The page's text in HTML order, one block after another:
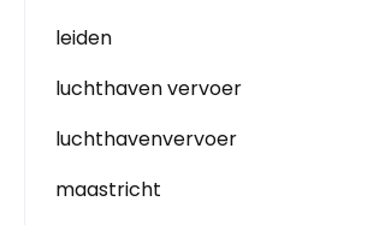
leiden
luchthaven vervoer
luchthavenvervoer
maastricht